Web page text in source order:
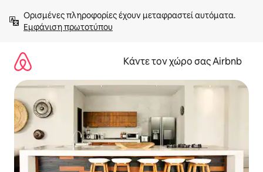
στο
περιεχόμενοΕμφάνιση πρωτοτύπου
Κάντε τον χώρο σας Airbnb